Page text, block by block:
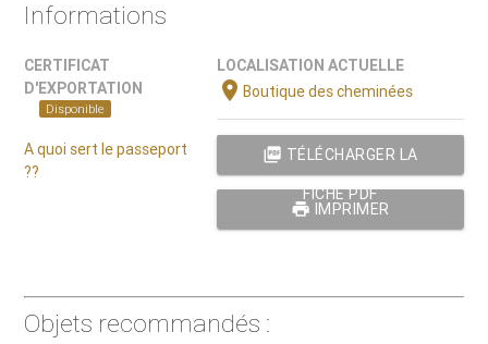
Informations
CERTIFICAT
D'EXPORTATION
Disponible
A quoi sert le passeport
??
LOCALISATION ACTUELLE
location_onBoutique des cheminées
picture_as_pdf TÉLÉCHARGER LA
FICHE PDF
print IMPRIMER
Objets recommandés :